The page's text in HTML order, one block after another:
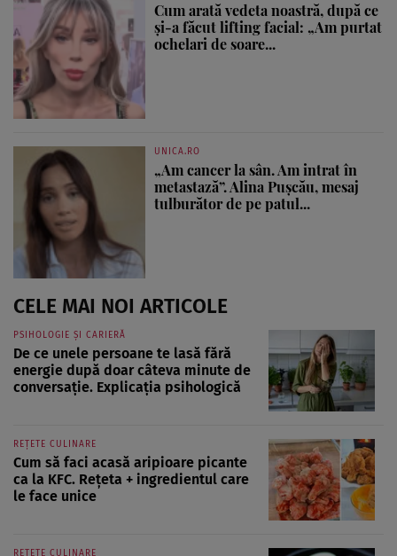
Cum arată vedeta noastră, după ce
și-a făcut lifting facial: „Am purtat
ochelari de soare...
UNICA.RO
„Am cancer la sân. Am intrat în
metastază”. Alina Pușcău, mesaj
tulburător de pe patul...
CELE MAI NOI ARTICOLE
PSIHOLOGIE ȘI CARIERĂ
De ce unele persoane te lasă fără
energie după doar câteva minute de
conversație. Explicația psihologică
REȚETE CULINARE
Cum să faci acasă aripioare picante
ca la KFC. Rețeta + ingredientul care
le face unice
REȚETE CULINARE